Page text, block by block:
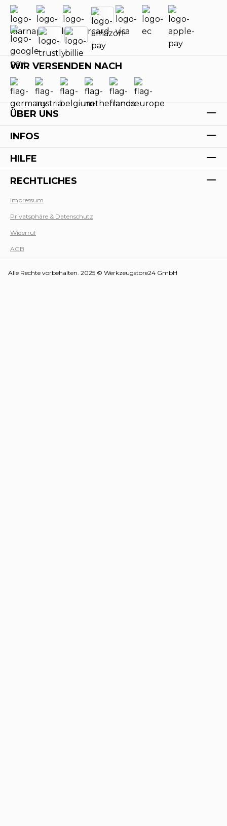
WIR VERSENDEN NACH
ÜBER UNS
INFOS
HILFE
RECHTLICHES
Impressum
Privatsphäre & Datenschutz
Widerruf
AGB
Alle Rechte vorbehalten. 2025 © Werkzeugstore24 GmbH